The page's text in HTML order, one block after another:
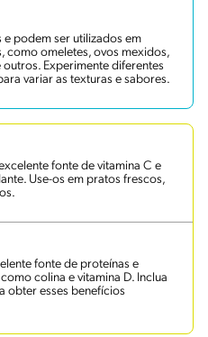
e podem ser utilizados em
como omeletes, ovos mexidos,
Experimente diferentes
variar as texturas e sabores.
fonte de vitamina C e
Use-os em pratos frescos,
fonte de proteínas e
colina e vitamina D. Inclua
obter esses benefícios